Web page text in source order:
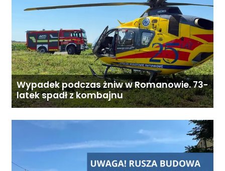
Wypadek podczas żniw w Romanowie. 73-
latek spadł z kombajnu